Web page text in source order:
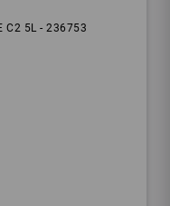
C2 5L - 236753